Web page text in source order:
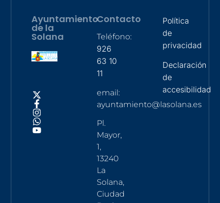
Ayuntamiento
de la
Solana
Contacto
Teléfono:
926
63 10
11
email:
ayuntamiento@lasolana.es
Pl.
Mayor,
1,
13240
La
Solana,
Ciudad
Política
de
privacidad
Declaración
de
accesibilidad